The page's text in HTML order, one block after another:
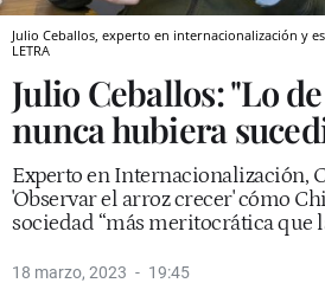
Julio Ceballos, experto en internacionalización y
LETRA
Julio Ceballos: "Lo
nunca hubiera
Experto en Internacionalización,
'Observar el arroz crecer' cómo
sociedad “más meritocrática que
18 marzo, 2023 19:45